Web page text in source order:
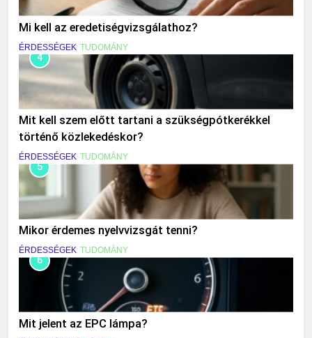
Mi kell az eredetiségvizsgálathoz?
ÉRDESSÉGEK TUDOMÁNY
4
Mit kell szem előtt tartani a szükségpótkerékkel
történő közlekedéskor?
ÉRDESSÉGEK TUDOMÁNY
5
Mikor érdemes nyelvvizsgát tenni?
ÉRDESSÉGEK TUDOMÁNY
6
Mit jelent az EPC lámpa?